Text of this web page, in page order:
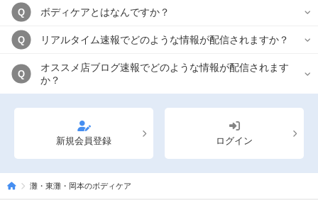
Q ボディケアとはなんですか？
Q リアルタイム速報でどのような情報が配信されますか？
Q
オススメ店ブログ速報でどのような情報が配信されます
か？
新規会員登録 ログイン
灘・東灘・岡本のボディケア